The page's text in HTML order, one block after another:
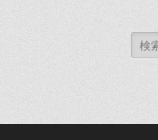
検
索